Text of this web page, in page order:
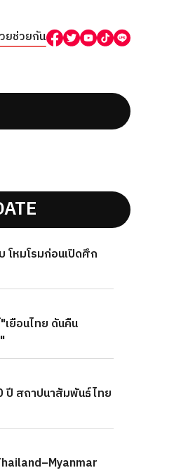
ยช่วยกัน
หมโรมก่อนเปิดศึก
ยือนไทย ดันคืน
ปี สถาปนาสัมพันธ์ไทย